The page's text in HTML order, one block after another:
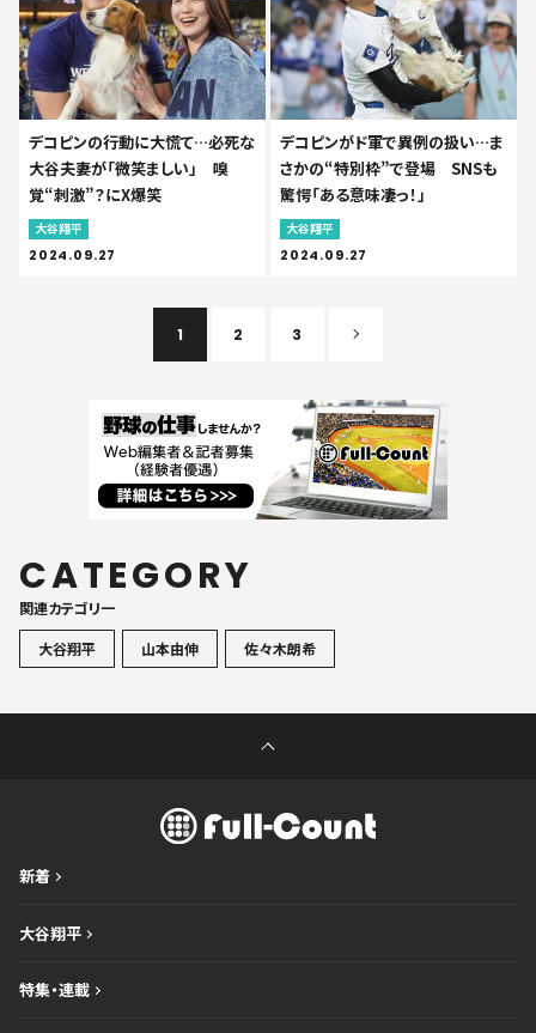
デコピンの行動に大慌て…必死な
大谷夫妻が「微笑ましい」 嗅
覚“刺激”？にX爆笑
大谷翔平
2024.09.27
デコピンがド軍で異例の扱い…ま
さかの“特別枠”で登場 SNSも
驚愕「ある意味凄っ！」
大谷翔平
2024.09.27
1 2 3
CATEGORY
関連カテゴリ一
大谷翔平
山本由伸 佐々木朗希
新着
大谷翔平
特集・連載